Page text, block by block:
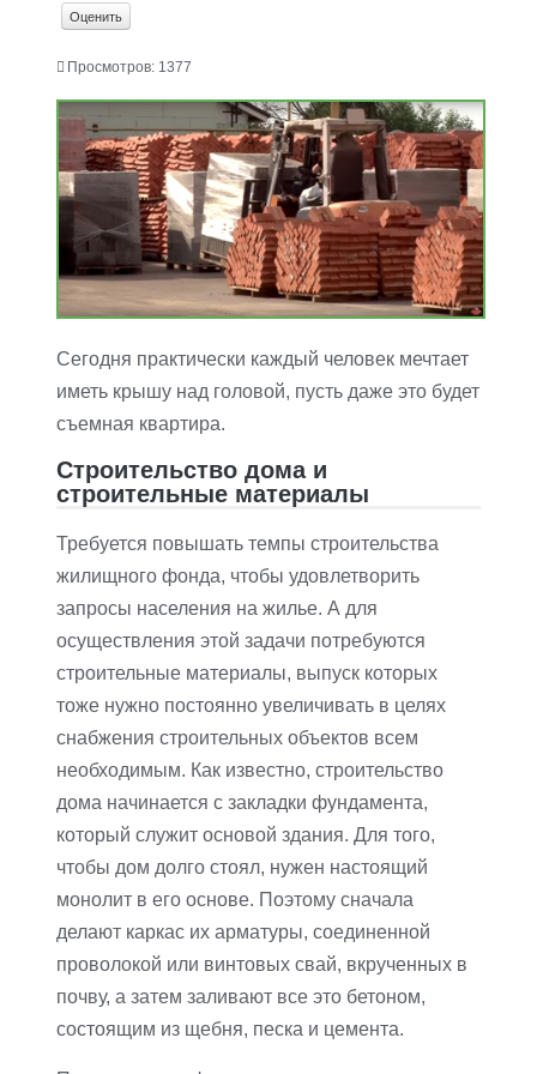
Просмотров: 1377
Сегодня практически каждый человек мечтает
иметь крышу над головой, пусть даже это будет
съемная квартира.
Строительство дома и
строительные материалы
Требуется повышать темпы строительства
жилищного фонда, чтобы удовлетворить
запросы населения на жилье. А для
осуществления этой задачи потребуются
строительные материалы, выпуск которых
тоже нужно постоянно увеличивать в целях
снабжения строительных объектов всем
необходимым. Как известно, строительство
дома начинается с закладки фундамента,
который служит основой здания. Для того,
чтобы дом долго стоял, нужен настоящий
монолит в его основе. Поэтому сначала
делают каркас их арматуры, соединенной
проволокой или винтовых свай, вкрученных в
почву, а затем заливают все это бетоном,
состоящим из щебня, песка и цемента.